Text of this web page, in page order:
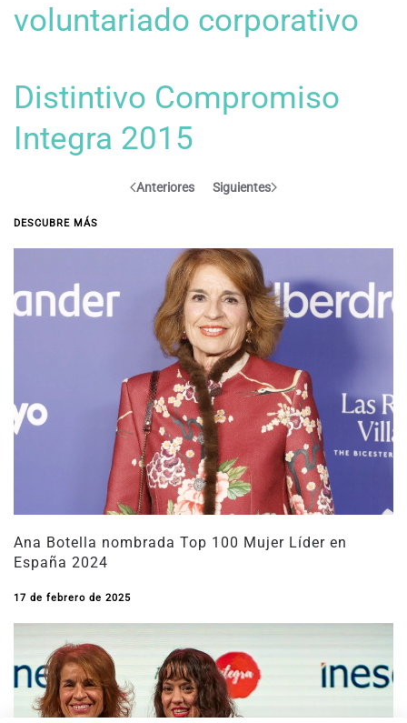
voluntariado corporativo
Distintivo Compromiso
Integra 2015
Anteriores Siguientes
DESCUBRE MÁS
Ana Botella nombrada Top 100 Mujer Líder en
España 2024
17 de febrero de 2025